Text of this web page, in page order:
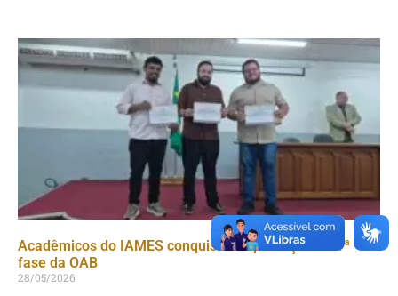
Acadêmicos do IAMES conquistam aprovação na 1ª
fase da OAB
28/05/2026